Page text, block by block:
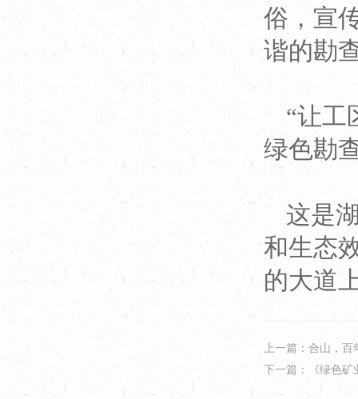
俗，宣
谐的勘
“让工
绿色勘
这是
和生态
的大道
上一篇：合山，百
下一篇：《绿色矿